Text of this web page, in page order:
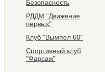
Безопасность
РДДМ "Движение
первых"
Клуб "Вымпел 60"
Спортивный клуб
"Фарсаж"